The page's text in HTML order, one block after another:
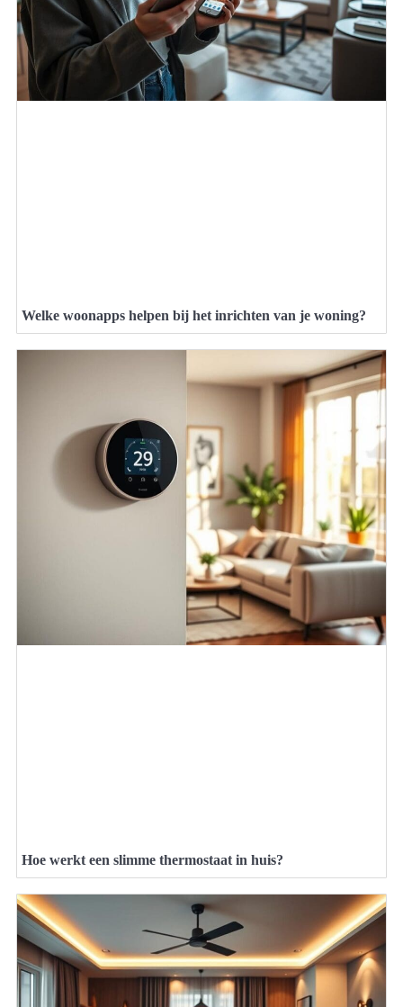
Welke woonapps helpen bij het inrichten van je woning?
Hoe werkt een slimme thermostaat in huis?